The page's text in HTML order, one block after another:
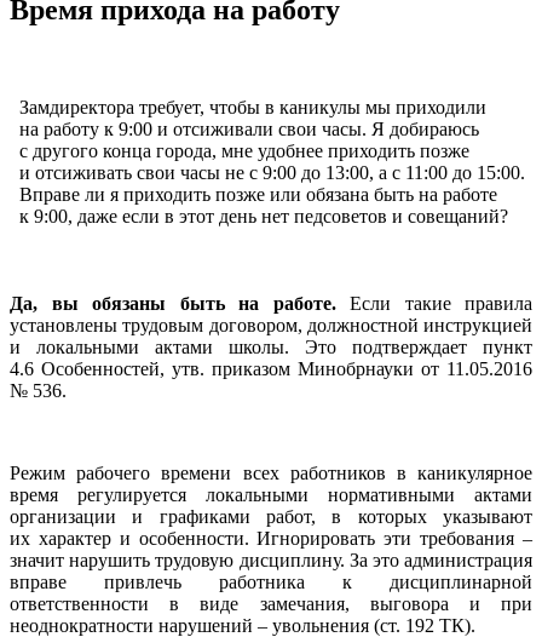
Время прихода на работу
Замдиректора требует, чтобы в каникулы мы приходили
на работу к 9:00 и отсиживали свои часы. Я добираюсь
с другого конца города, мне удобнее приходить позже
и отсиживать свои часы не с 9:00 до 13:00, а с 11:00 до 15:00.
Вправе ли я приходить позже или обязана быть на работе
к 9:00, даже если в этот день нет педсоветов и совещаний?
Да, вы обязаны быть на работе. Если такие правила
установлены трудовым договором, должностной инструкцией
и локальными актами школы. Это подтверждает пункт
4.6 Особенностей, утв. приказом Минобрнауки от 11.05.2016
№ 536.
Режим рабочего времени всех работников в каникулярное
время регулируется локальными нормативными актами
организации и графиками работ, в которых указывают
их характер и особенности. Игнорировать эти требования –
значит нарушить трудовую дисциплину. За это администрация
вправе привлечь работника к дисциплинарной
ответственности в виде замечания, выговора и при
неоднократности нарушений – увольнения (ст. 192 ТК).